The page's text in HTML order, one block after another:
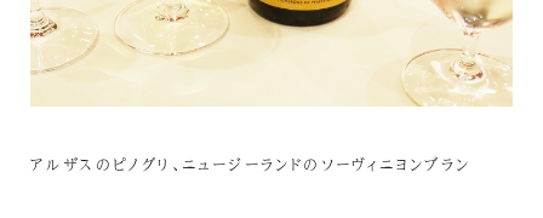
アルザスのピノグリ、ニュージーランドのソーヴィニヨンブラン